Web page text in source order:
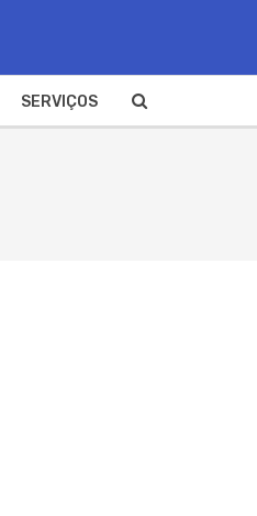
SERVIÇOS